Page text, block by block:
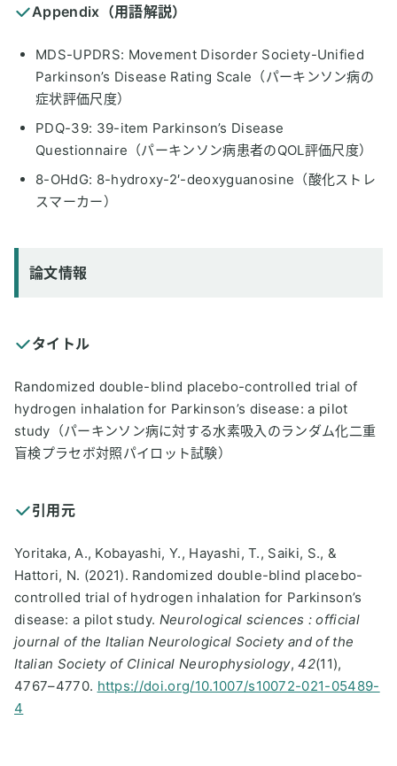
Appendix（用語解説）
MDS-UPDRS: Movement Disorder Society-Unified
Parkinson’s Disease Rating Scale（パーキンソン病の
症状評価尺度）
PDQ-39: 39-item Parkinson’s Disease
Questionnaire（パーキンソン病患者のQOL評価尺度）
8-OHdG: 8-hydroxy-2′-deoxyguanosine（酸化ストレ
スマーカー）
論文情報
タイトル
Randomized double-blind placebo-controlled trial of
hydrogen inhalation for Parkinson’s disease: a pilot
study（パーキンソン病に対する水素吸入のランダム化二重
盲検プラセボ対照パイロット試験）
引用元
Yoritaka, A., Kobayashi, Y., Hayashi, T., Saiki, S., &
Hattori, N. (2021). Randomized double-blind placebo-
controlled trial of hydrogen inhalation for Parkinson’s
disease: a pilot study. Neurological sciences : official
journal of the Italian Neurological Society and of the
Italian Society of Clinical Neurophysiology,42(11),
4767–4770. https://doi.org/10.1007/s10072-021-05489-
4